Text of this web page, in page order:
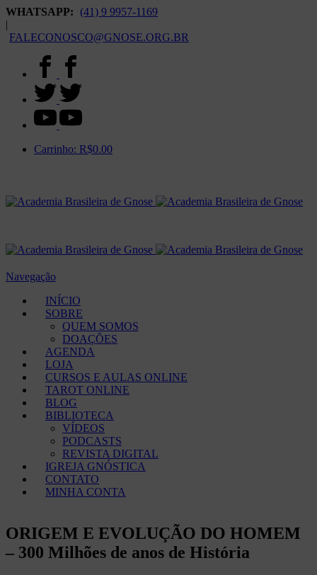
WHATSAPP:
(41) 9 9957-1169
|
FALECONOSCO@GNOSE.ORG.BR
Carrinho: R$0.00
Navegação
INÍCIO
SOBRE
QUEM SOMOS
DOAÇÕES
AGENDA
LOJA
CURSOS E AULAS ONLINE
TAROT ONLINE
BLOG
BIBLIOTECA
VÍDEOS
PODCASTS
REVISTA DIGITAL
IGREJA GNÓSTICA
CONTATO
MINHA CONTA
ORIGEM E EVOLUÇÃO DO HOMEM
– 300 Milhões de anos de História